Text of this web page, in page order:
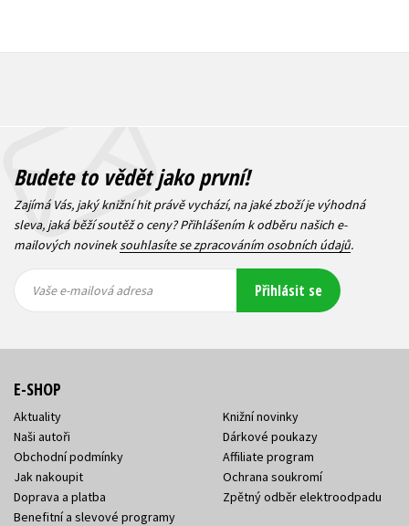
Budete to vědět jako první!
Zajímá Vás, jaký knižní hit právě vychází, na jaké zboží je výhodná
sleva, jaká běží soutěž o ceny? Přihlášením k odběru našich e-
mailových novineksouhlasíte se zpracováním osobních údajů.
mailová
mailová
Vaše e-mailová adresa Přihlásit se
E-SHOP
Aktuality
Naši autoři
Obchodní podmínky
Jak nakoupit
Doprava a platba
Benefitní a slevové programy
Knižní novinky
Dárkové poukazy
Affiliate program
Ochrana soukromí
Zpětný odběr elektroodpadu